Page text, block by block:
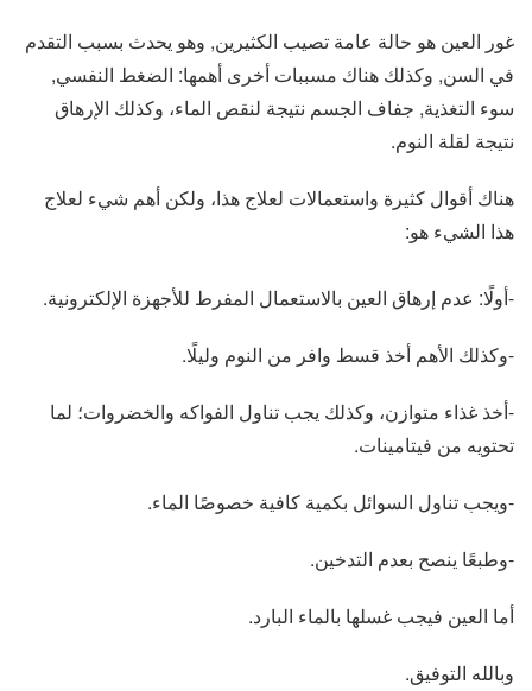
غور العين هو حالة عامة تصيب الكثيرين, وهو يحدث بسبب التقدم
في السن, وكذلك هناك مسببات أخرى أهمها: الضغط النفسي,
سوء التغذية, جفاف الجسم نتيجة لنقص الماء، وكذلك الإرهاق
نتيجة لقلة النوم.
هناك أقوال كثيرة واستعمالات لعلاج هذا، ولكن أهم شيء لعلاج
هذا الشيء هو:
-أولًا: عدم إرهاق العين بالاستعمال المفرط للأجهزة الإلكترونية.
-وكذلك الأهم أخذ قسط وافر من النوم وليلًا.
-أخذ غذاء متوازن، وكذلك يجب تناول الفواكه والخضروات؛ لما
تحتويه من فيتامينات.
-ويجب تناول السوائل بكمية كافية خصوصًا الماء.
-وطبعًا ينصح بعدم التدخين.
أما العين فيجب غسلها بالماء البارد.
وبالله التوفيق.